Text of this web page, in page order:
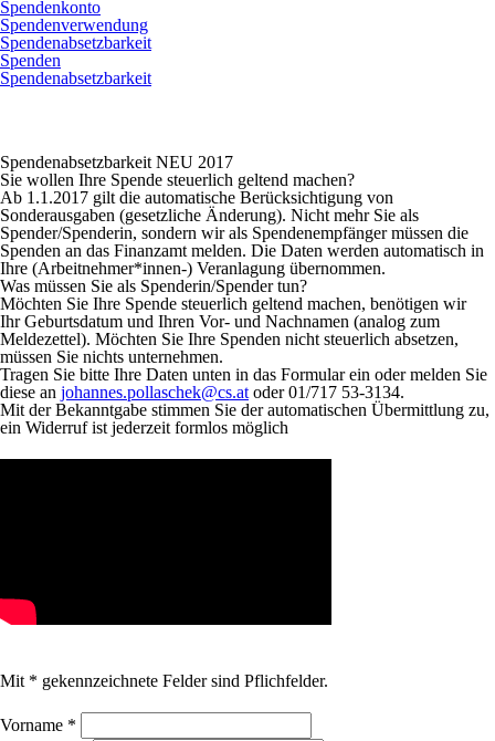
Spendenkonto
Spendenverwendung
Spendenabsetzbarkeit
Spenden
Spendenabsetzbarkeit
Spendenabsetzbarkeit NEU 2017
Sie wollen Ihre Spende steuerlich geltend machen?
Ab 1.1.2017 gilt die automatische Berücksichtigung von
Sonderausgaben (gesetzliche Änderung). Nicht mehr Sie als
Spender/Spenderin, sondern wir als Spendenempfänger müssen die
Spenden an das Finanzamt melden. Die Daten werden automatisch in
Ihre (Arbeitnehmer*innen-) Veranlagung übernommen.
Was müssen Sie als Spenderin/Spender tun?
Möchten Sie Ihre Spende steuerlich geltend machen, benötigen wir
IhrGeburtsdatum und Ihren Vor- und Nachnamen (analog zum
Meldezettel). Möchten Sie Ihre Spenden nicht steuerlich absetzen,
müssen Sie nichts unternehmen.
Tragen Sie bitte Ihre Daten unten in das Formular ein oder melden Sie
diese an johannes.pollaschek@cs.at oder 01/717 53-3134.
Mit der Bekanntgabe stimmen Sie der automatischen Übermittlung zu,
ein Widerruf ist jederzeit formlos möglich
Mit * gekennzeichnete Felder sind Pflichfelder.
Vorname *